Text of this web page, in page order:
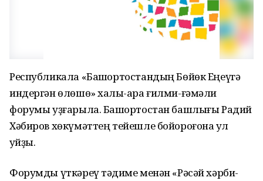
Республикала «Башҡортостандың Бөйөк Еңеүгә
индергән өлөшө» халыҡ-ара ғилми-ғәмәли
форумы уҙғарыла. Башҡортостан башлығы Радий
Хәбиров хөкүмәттең тейешле бойороғона ҡул
ҡуйҙы.
Форумды үткәреү тәҡдиме менән «Рәсәй хәрби-